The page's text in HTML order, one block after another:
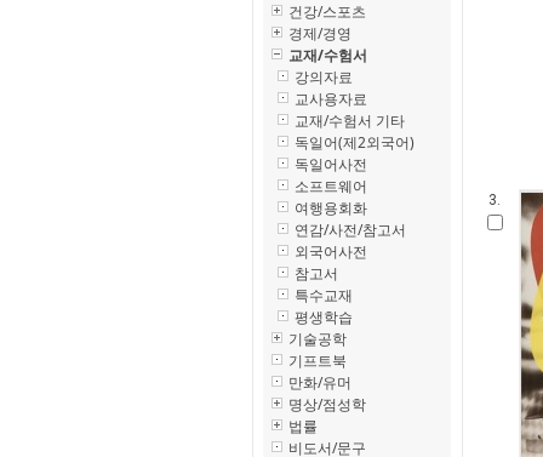
건강/스포츠
경제/경영
교재/수험서
강의자료
교사용자료
교재/수험서 기타
독일어(제2외국어)
독일어사전
소프트웨어
여행용회화
연감/사전/참고서
외국어사전
참고서
특수교재
평생학습
기술공학
기프트북
만화/유머
명상/점성학
법률
비도서/문구
3.